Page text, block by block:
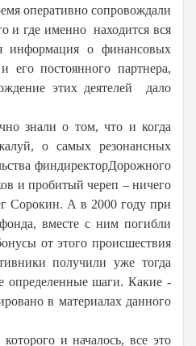
оперативно сопровождали
и где именно находится вся
информация о финансовых
его постоянного партнера,
этих деятелей дало
знали о том, что и когда
о самых резонансных
финдиректорДорожного
и пробитый череп – ничего
Сорокин. А в 2000 году при
вместе с ним погибли
от этого происшествия
получили уже тогда
определенные шаги. Какие -
в материалах данного
и началось, все это